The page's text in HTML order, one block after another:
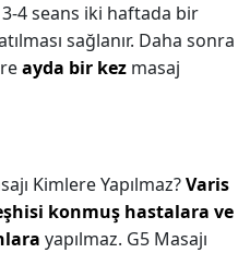
3-4 seans iki haftada bir
sağlanır. Daha sonra
ayda bir kez masaj
Kimlere Yapılmaz?Varis
konmuş hastalara ve
yapılmaz. G5 Masajı